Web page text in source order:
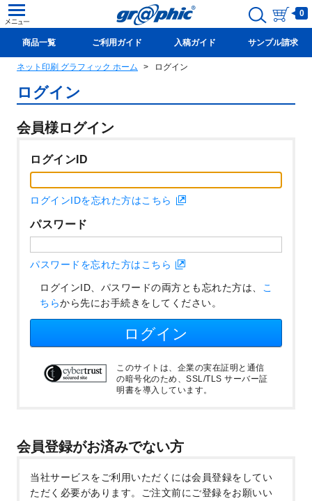
0
商品一覧 ご利用ガイド 入稿ガイド サンプル請求
新規会員登録(無料)
ネット印刷 グラフィック ホーム ログイン
ログイン
会員様ログイン
ログインID
ログインIDを忘れた方はこちら
パスワード
パスワードを忘れた方はこちら
ログインID、パスワードの両方とも忘れた方は、 こ
ちらから先にお手続きをしてください。
ログイン
このサイトは、企業の実在証明と通信
の暗号化のため、SSL/TLS サーバー証
明書を導入しています。
会員登録がお済みでない方
当社サービスをご利用いただくには会員登録をしてい
ただく必要があります。
ご注文前にご登録をお願いい